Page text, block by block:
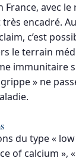
avec le
encadré.
c’est
le terrain
immunitaire
» ne
du type «
of calcium »,